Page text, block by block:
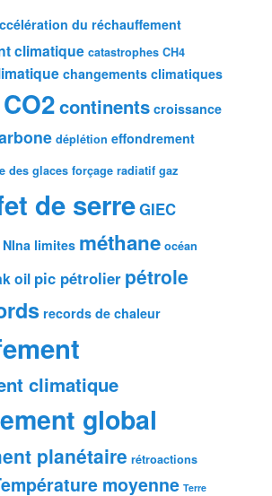
du réchauffement
climatique catastrophes CH4
changements climatiques
CO2continents croissance
déplétion effondrement
des glaces forçage radiatif gaz
de serreGIEC
limites méthane océan
oil pic pétrolier pétrole
records de chaleur
climatique
global
planétaire rétroactions
moyenne Terre